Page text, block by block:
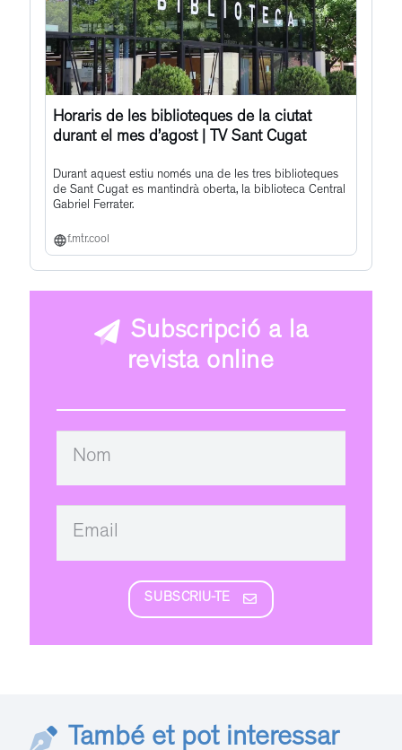
Horaris de les biblioteques de la ciutat
durant el mes d’agost | TV Sant Cugat
Durant aquest estiu només una de les tres biblioteques
de Sant Cugat es mantindrà oberta, la biblioteca Central
Gabriel Ferrater.
f.mtr.cool
Subscripció a la
revista online
SUBSCRIU-TE
També et pot interessar